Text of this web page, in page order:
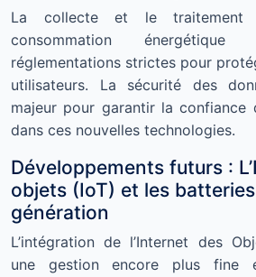
La collecte et le traitement
consommation
réglementations strictes pour
utilisateurs. La sécurité des
majeur pour garantir la confiance
dans ces nouvelles technologies.
Développements futurs :
objets (IoT) et les
génération
L’intégration de l’Internet des
une gestion encore plus fine